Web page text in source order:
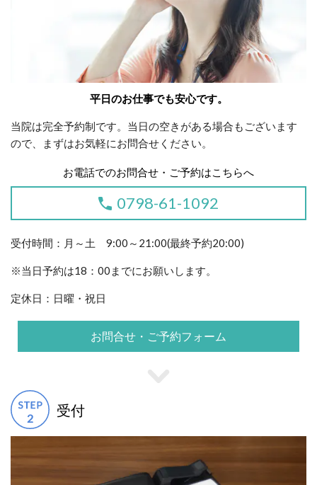
平日のお仕事でも安心です。
当院は完全予約制です。当日の空きがある場合もございます
ので、まずはお気軽にお問合せください。
お電話でのお問合せ・ご予約はこちらへ
0798-61-1092
受付時間：月～土 9:00～21:00(最終予約20:00)
※当日予約は18：00までにお願いします。
定休日：日曜・祝日
お問合せ・ご予約フォーム
受付